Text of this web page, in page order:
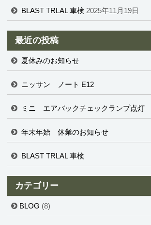
BLAST TRLAL 車検 2025年11月19日
最近の投稿
夏休みのお知らせ
ニッサン ノート E12
ミニ エアバックチェックランプ点灯
年末年始 休業のお知らせ
BLAST TRLAL 車検
カテゴリー
BLOG (8)